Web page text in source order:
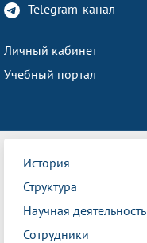
Telegram-канал
Личный кабинет
Учебный портал
История
Структура
Научная деятельность
Сотрудники